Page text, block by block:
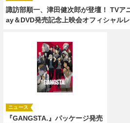
諏訪部順一、津田健次郎が登壇！ TVア
ay＆DVD発売記念上映会オフィシャル
『GANGSTA.』パッケージ発売
ニュース